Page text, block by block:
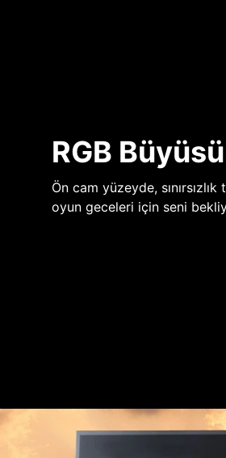
RGB
Ön cam yüzeyde,
oyun geceleri için seni